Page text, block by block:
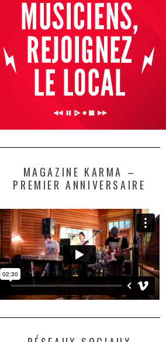
MAGAZINE KARMA –
PREMIER ANNIVERSAIRE